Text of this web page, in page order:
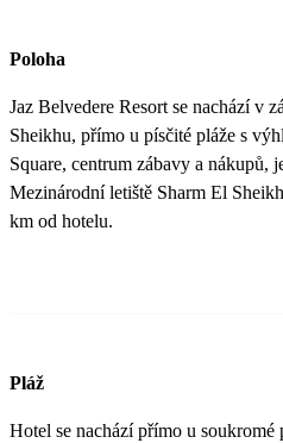
Poloha
Jaz Belvedere Resort se nachází v
Sheikhu, přímo u písčité pláže s
Square, centrum zábavy a nákupů,
Mezinárodní letiště Sharm El
km od hotelu.
Pláž
Hotel se nachází přímo u